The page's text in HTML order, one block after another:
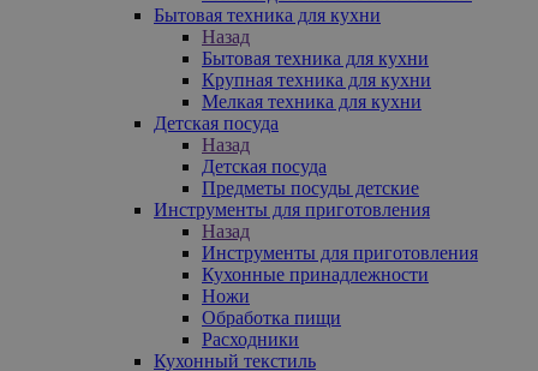
Бытовая техника для кухни
Назад
Бытовая техника для кухни
Крупная техника для кухни
Мелкая техника для кухни
Детская посуда
Назад
Детская посуда
Предметы посуды детские
Инструменты для приготовления
Назад
Инструменты для приготовления
Кухонные принадлежности
Ножи
Обработка пищи
Расходники
Кухонный текстиль